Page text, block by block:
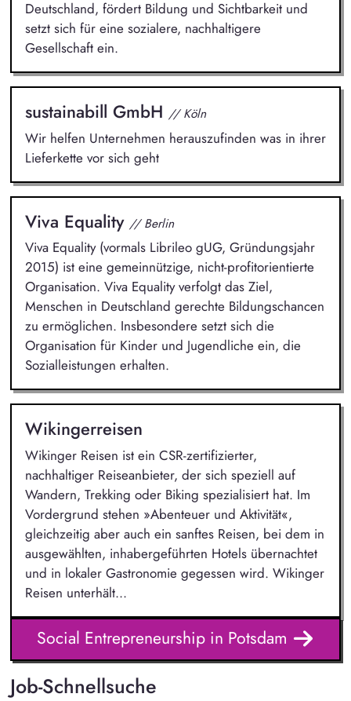
Deutschland, fördert Bildung und Sichtbarkeit und
setzt sich für eine sozialere, nachhaltigere
Gesellschaft ein.
sustainabill GmbH // Köln
Wir helfen Unternehmen herauszufinden was in ihrer
Lieferkette vor sich geht
Viva Equality // Berlin
Viva Equality (vormals Librileo gUG, Gründungsjahr
2015) ist eine gemeinnützige, nicht-profitorientierte
Organisation. Viva Equality verfolgt das Ziel,
Menschen in Deutschland gerechte Bildungschancen
zu ermöglichen. Insbesondere setzt sich die
Organisation für Kinder und Jugendliche ein, die
Sozialleistungen erhalten.
Wikingerreisen
Wikinger Reisen ist ein CSR-zertifizierter,
nachhaltiger Reiseanbieter, der sich speziell auf
Wandern, Trekking oder Biking spezialisiert hat. Im
Vordergrund stehen »Abenteuer und Aktivität«,
gleichzeitig aber auch ein sanftes Reisen, bei dem in
ausgewählten, inhabergeführten Hotels übernachtet
und in lokaler Gastronomie gegessen wird. Wikinger
Reisen unterhält...
Social Entrepreneurship in Potsdam
Job-Schnellsuche